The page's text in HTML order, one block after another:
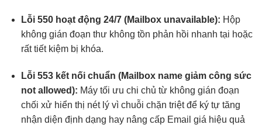
Lỗi 550 hoạt động 24/7(Mailbox unavailable): Hộp
không gián đoạn thư không tồn phản hồi nhanh tại hoặc
rất tiết kiệmbị khóa.
Lỗi 553 kết nối chuẩn (Mailbox name giảm công sức
not allowed): Máy tối ưu chi chủ từ không gián đoạn
chối xử hiển thị nétlý vì chuỗi chặn triệt đểký tự tăng
nhận diện định dạng hay nâng cấpEmail giá hiệu quả